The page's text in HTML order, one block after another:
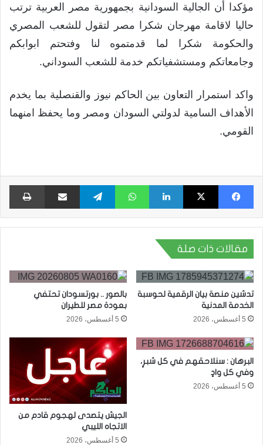
مؤكدا أن الجالية السودانية بجمهورية مصر العربية ترتب
حاليا لاقامة مهرجان شكرا مصر لتقول للشعب المصري
والحكومة شكرا لما قدمتموه لنا وفتحتم ابوابكم
وجامعاتكم ومستشفياتكم خدمة للشعب السوداني.
واكد استمرار التعاون بين الحاكم نيوز والقنصلية بما يخدم
الأهداف السامية لدولتي السودان ومصر وما يحفظ امنهما
القومي.
فيسبوك X لينكدإن واتساب تيلقرام مشاركة عبر البريد
مقالات ذات صلة
تدشين منصة بيان الرقمية لحوسبة
الخدمة المدنية
5 أغسطس، 2026
بالصور .. بورتسودان تحتفي
بعودة مصر للطيران
5 أغسطس، 2026
البرهان : سنلاحقهم في كل شبرٍ،
وفي كل وادٍ
5 أغسطس، 2026
الجيش يتصدى لهجوم قادم من
الاتجاه الليبي
5 أغسطس، 2026